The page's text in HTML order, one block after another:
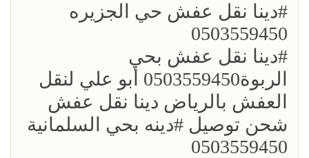
؜#دينا نقل عفش حي الجزيره
0503559450
؜؜#دينا نقل عفش بحي
الربوة0503559450 أبو علي لنقل
العفش بالرياض دينا نقل عفش
شحن توصيل ؜#دينه بحي السلمانية
0503559450